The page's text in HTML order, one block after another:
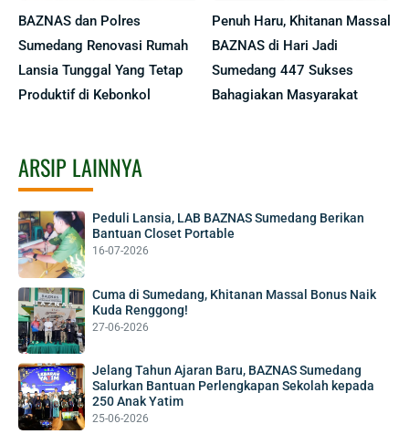
BAZNAS dan Polres
Sumedang Renovasi Rumah
Lansia Tunggal Yang Tetap
Produktif di Kebonkol
Penuh Haru, Khitanan Massal
BAZNAS di Hari Jadi
Sumedang 447 Sukses
Bahagiakan Masyarakat
ARSIP LAINNYA
Peduli Lansia, LAB BAZNAS Sumedang Berikan
Bantuan Closet Portable
16-07-2026
Cuma di Sumedang, Khitanan Massal Bonus Naik
Kuda Renggong!
27-06-2026
Jelang Tahun Ajaran Baru, BAZNAS Sumedang
Salurkan Bantuan Perlengkapan Sekolah kepada
250 Anak Yatim
25-06-2026